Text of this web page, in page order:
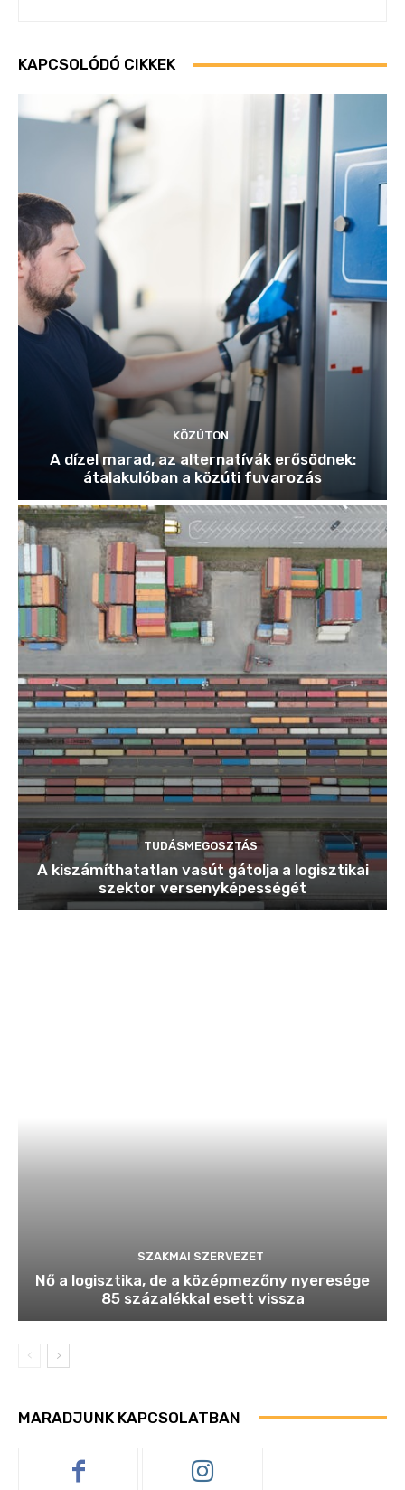
KAPCSOLÓDÓ CIKKEK
KÖZÚTON
A dízel marad, az alternatívák erősödnek:
átalakulóban a közúti fuvarozás
TUDÁSMEGOSZTÁS
A kiszámíthatatlan vasút gátolja a logisztikai
szektor versenyképességét
SZAKMAI SZERVEZET
Nő a logisztika, de a középmezőny nyeresége
85 százalékkal esett vissza
MARADJUNK KAPCSOLATBAN